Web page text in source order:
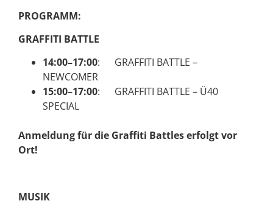
PROGRAMM:
GRAFFITI BATTLE
14:00–17:00: GRAFFITI BATTLE –
NEWCOMER
15:00–17:00: GRAFFITI BATTLE – Ü40
SPECIAL
Anmeldung für die Graffiti Battles erfolgt vor
Ort!
MUSIK